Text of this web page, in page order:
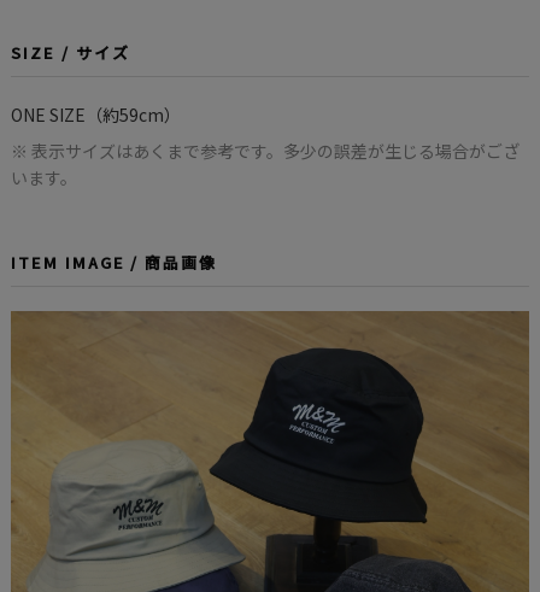
SIZE / サイズ
ONE SIZE（約59cm）
※ 表示サイズはあくまで参考です。多少の誤差が生じる場合がござ
います。
ITEM IMAGE / 商品画像